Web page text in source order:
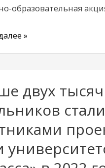
образовательная
»
двух тысяч
стали